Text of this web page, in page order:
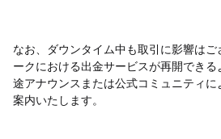
なお、ダウンタイム中も取引に影響はご
ークにおける出金サービスが再開できる
途アナウンスまたは公式コミュニティ
案内いたします。